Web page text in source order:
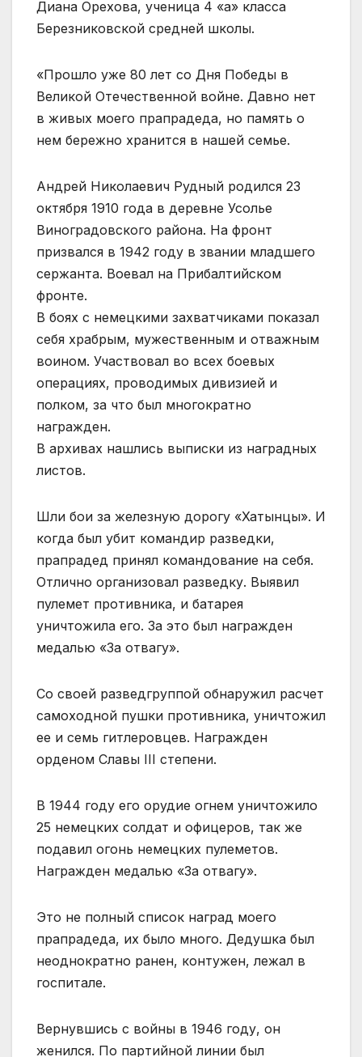
Диана Орехова, ученица 4 «а» класса
Березниковской средней школы.
«Прошло уже 80 лет со Дня Победы в
Великой Отечественной войне. Давно нет
в живых моего прапрадеда, но память о
нем бережно хранится в нашей семье.
Андрей Николаевич Рудный родился 23
октября 1910 года в деревне Усолье
Виноградовского района. На фронт
призвался в 1942 году в звании младшего
сержанта. Воевал на Прибалтийском
фронте.
В боях с немецкими захватчиками показал
себя храбрым, мужественным и отважным
воином. Участвовал во всех боевых
операциях, проводимых дивизией и
полком, за что был многократно
награжден.
В архивах нашлись выписки из наградных
листов.
Шли бои за железную дорогу «Хатынцы». И
когда был убит командир разведки,
прапрадед принял командование на себя.
Отлично организовал разведку. Выявил
пулемет противника, и батарея
уничтожила его. За это был награжден
медалью «За отвагу».
Со своей разведгруппой обнаружил расчет
самоходной пушки противника, уничтожил
ее и семь гитлеровцев. Награжден
орденом Славы III степени.
В 1944 году его орудие огнем уничтожило
25 немецких солдат и офицеров, так же
подавил огонь немецких пулеметов.
Награжден медалью «За отвагу».
Это не полный список наград моего
прапрадеда, их было много. Дедушка был
неоднократно ранен, контужен, лежал в
госпитале.
Вернувшись с войны в 1946 году, он
женился. По партийной линии был